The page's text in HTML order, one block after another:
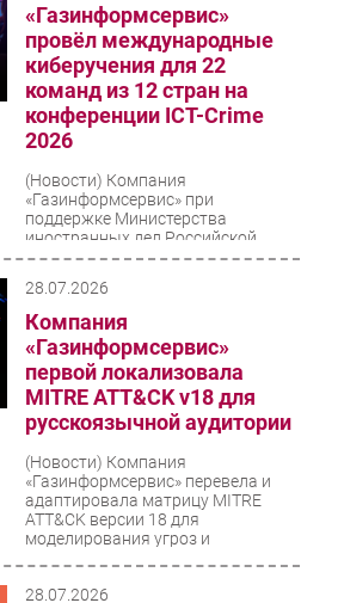
«Газинформсервис»
провёл международные
киберучения для 22
команд из 12 стран на
конференции ICT-Crime
2026
(Новости) Компания
«Газинформсервис» при
поддержке Министерства
иностранных дел Российской
Федерации, Министерства
28.07.2026
Компания
«Газинформсервис»
первой локализовала
MITRE ATT&CK v18 для
русскоязычной аудитории
(Новости) Компания
«Газинформсервис» перевела и
адаптировала матрицу MITRE
ATT&CK версии 18 для
моделирования угроз и
28.07.2026